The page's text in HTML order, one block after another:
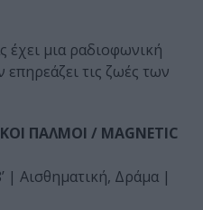
έχει μια ραδιοφωνική
τις ζωές των
ΠΑΛΜΟΙ / MAGNETIC
| Αισθηματική, Δράμα |